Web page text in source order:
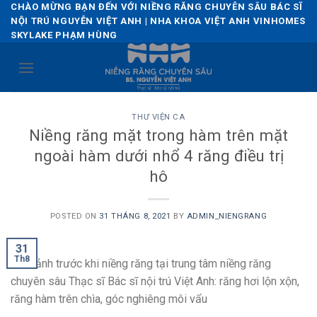
Skip
content
CHÀO MỪNG BẠN ĐẾN VỚI NIỀNG RĂNG CHUYÊN SÂU BÁC SĨ
NỘI TRÚ NGUYỄN VIỆT ANH | NHA KHOA VIỆT ANH VINHOMES
SKYLAKE PHẠM HÙNG
THƯ VIỆN CA
Niềng răng mặt trong hàm trên mặt
ngoài hàm dưới nhổ 4 răng điều trị
hô
POSTED ON 31 THÁNG 8, 2021 BY ADMIN_NIENGRANG
31
Th8
Hình ảnh trước khi niềng răng tại trung tâm niềng răng
chuyên sâu Thạc sĩ Bác sĩ nội trú Việt Anh: răng hơi lộn xộn,
răng hàm trên chìa, góc nghiêng môi vẩu